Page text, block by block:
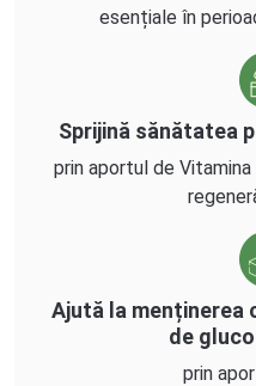
esențiale în
Sprijină sănătatea
prin aportul de
Ajută la
de
prin